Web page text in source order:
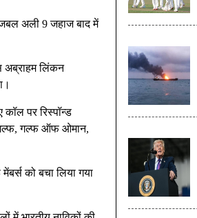
अली 9 जहाज बाद में
अब्राहम लिंकन
पर रिस्पॉन्ड
गल्फ, गल्फ ऑफ ओमान,
को बचा लिया गया